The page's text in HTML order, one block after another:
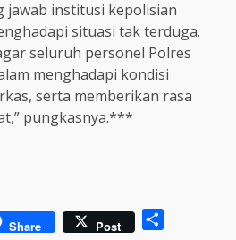
jawab institusi kepolisian
situasi tak terduga.
seluruh personel Polres
menghadapi kondisi
serta memberikan rasa
pungkasnya.***
Share Post